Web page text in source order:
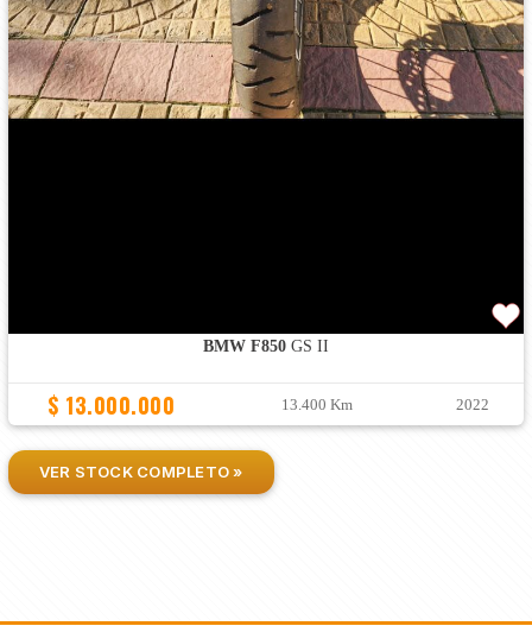
BMW F850GS II
$ 13.000.000 13.400 Km 2022
VER STOCK COMPLETO »